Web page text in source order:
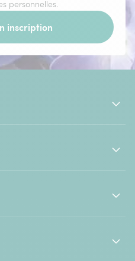
personnelles.
inscription